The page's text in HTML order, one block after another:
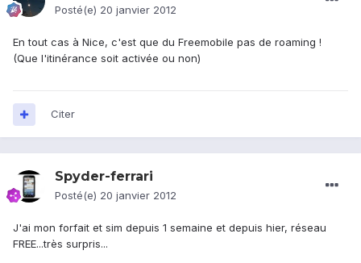
Posté(e) 20 janvier 2012
En tout cas à Nice, c'est que du Freemobile pas de roaming !
(Que l'itinérance soit activée ou non)
Citer
Spyder-ferrari
Posté(e) 20 janvier 2012
J'ai mon forfait et sim depuis 1 semaine et depuis hier, réseau
FREE...très surpris...